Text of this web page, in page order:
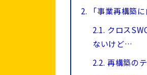
2. 「事業再構築
2.1. クロス
ないけど…
2.2. 再構築の